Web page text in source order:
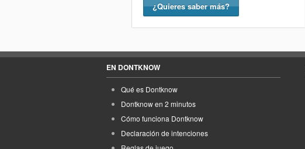
¿Quieres saber más?
EN DONTKNOW
Qué es Dontknow
Dontknow en 2 minutos
Cómo funciona Dontknow
Declaración de intenciones